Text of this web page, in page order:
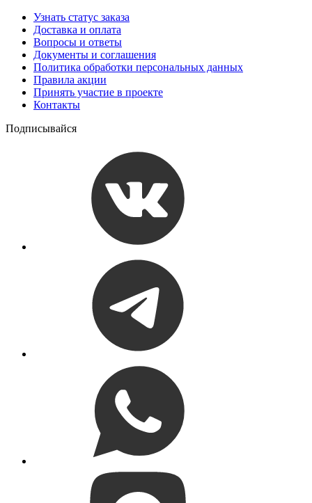
Узнать статус заказа
Доставка и оплата
Вопросы и ответы
Документы и соглашения
Политика обработки персональных данных
Правила акции
Принять участие в проекте
Контакты
Подписывайся